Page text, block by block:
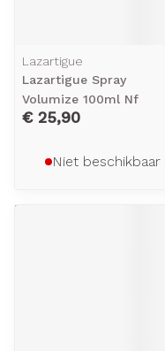
Lazartigue
Lazartigue Spray
Volumize 100ml Nf
€ 25,90
Niet beschikbaar